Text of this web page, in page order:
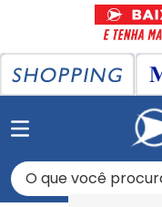
O que você procura?